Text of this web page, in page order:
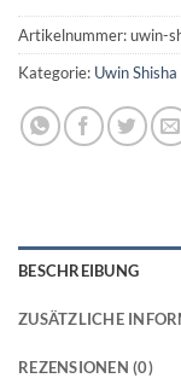
Artikelnummer:uwin-
Kategorie: Uwin
BESCHREIBUNG
ZUSÄTZLICHE
REZENSIONEN (0)